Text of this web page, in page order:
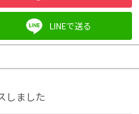
LINEで送る
しました